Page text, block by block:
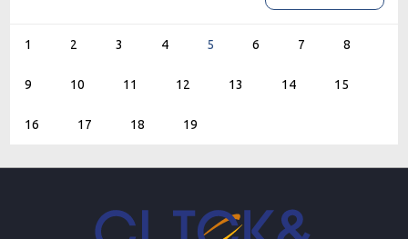
1 2 3 4 5 6 7 8
9 10 11 12 13 14 15
16 17 18 19